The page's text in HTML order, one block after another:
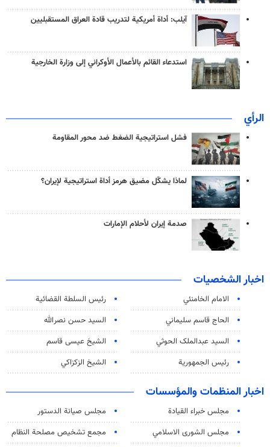
آيلب: أداة أمريكية لتدريب قادة العراق المستقبليين
استدعاء القائم بالأعمال الأوكراني إلى وزارة الخارجية
الرأي
فشل استراتيجية الضغط ضد محور المقاومة
لماذا يشكّل مضيق هرمز أداة استراتيجية لإيران؟
صدمة إيران لأحلام الإمارات
اخبار الشخصيات
الامام الخامنئي
رئیس السلطة القضائیة
الحاج قاسم سليماني
السيد حسن نصرالله
السید عبدالملک الحوثي
الشيخ عيسى قاسم
رئيس الجمهورية
الشيخ الزكزاكي
اخبار المنظمات والمؤسسات
مجلس خبراء القيادة
مجلس صيانة الدستور
مجلس الشورى الاسلامي
مجمع تشخيص مصلحة النظام